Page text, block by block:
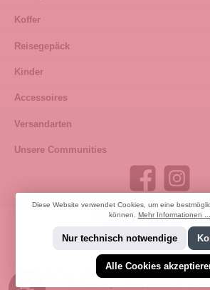
Koffer
Reisegepäck
Kinder
Accessoires
Versandarten
Unsere Communities
Bestellung widerrufen
* Alle Preise inkl. gesetzl. Mehrwertsteuer zzgl.
Diese Website verwendet Cookies, um eine
können. Mehr Informationen ...
Nur technisch notwendige
Alle Cookies